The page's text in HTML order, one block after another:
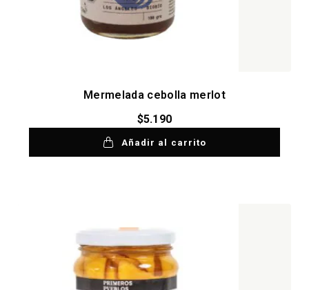
Mermelada cebolla merlot
$5.190
Añadir al carrito